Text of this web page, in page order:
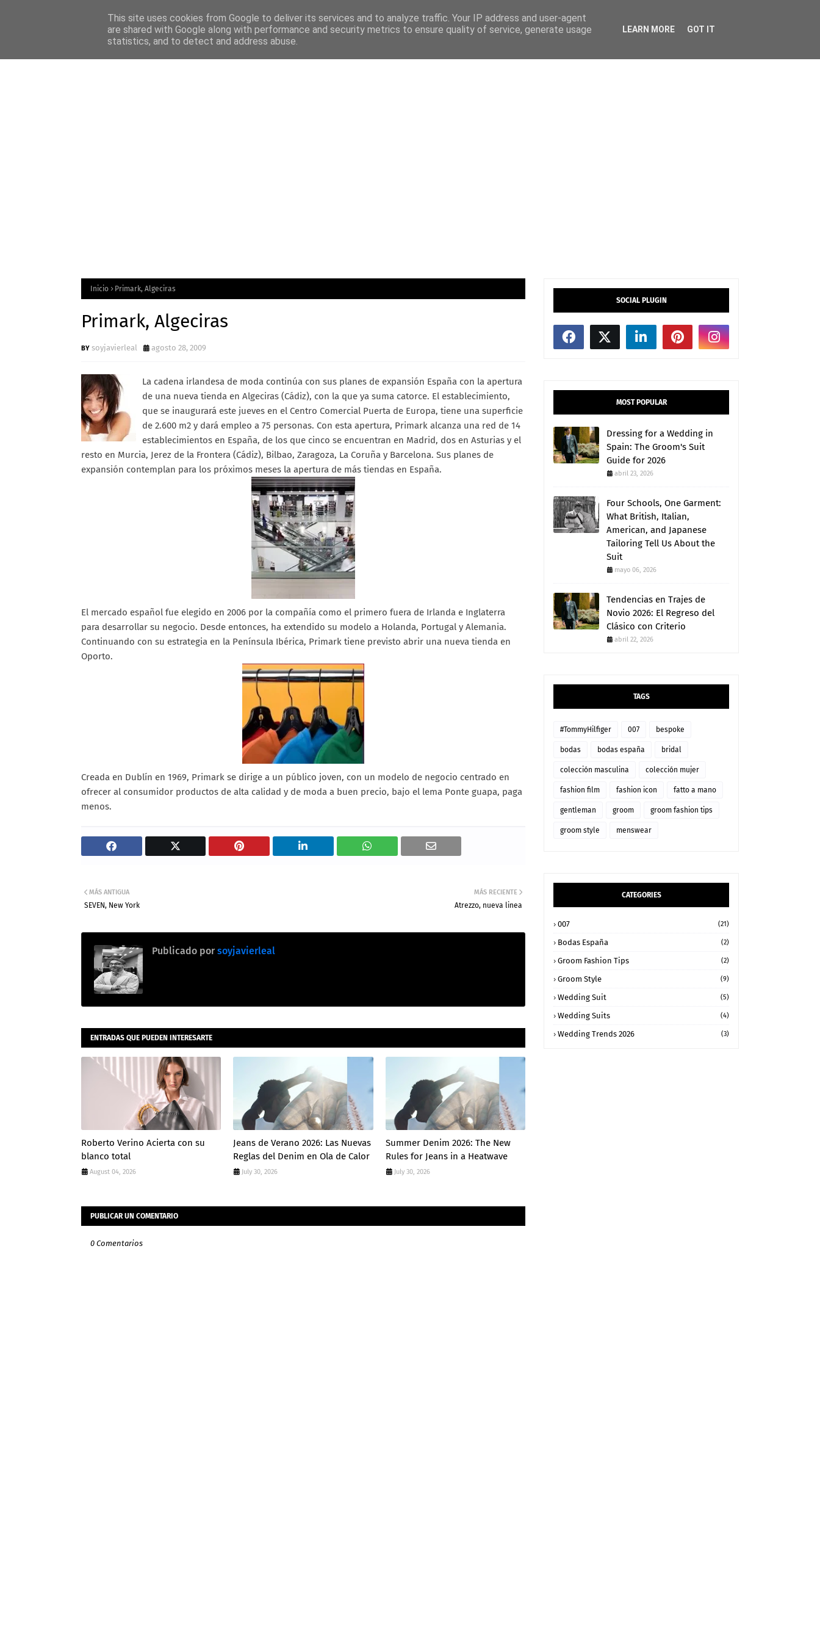
Home Features Menciones Mega Menu
Inicio Primark, Algeciras
Primark, Algeciras
soyjavierleal agosto 28, 2009
La cadena irlandesa de moda continúa con sus planes de expansión España con la apertura
de una nueva tienda en Algeciras (Cádiz), con la que ya suma catorce. El establecimiento,
que se inaugurará este jueves en el Centro Comercial Puerta de Europa, tiene una superficie
de 2.600 m2 y dará empleo a 75 personas. Con esta apertura, Primark alcanza una red de 14
establecimientos en España, de los que cinco se encuentran en Madrid, dos en Asturias y el
resto en Murcia, Jerez de la Frontera (Cádiz), Bilbao, Zaragoza, La Coruña y Barcelona. Sus planes de
expansión contemplan para los próximos meses la apertura de más tiendas en España.
El mercado español fue elegido en 2006 por la compañía como el primero fuera de Irlanda e Inglaterra
para desarrollar su negocio. Desde entonces, ha extendido su modelo a Holanda, Portugal y Alemania.
Continuando con su estrategia en la Península Ibérica, Primark tiene previsto abrir una nueva tienda en
Oporto.
Creada en Dublín en 1969, Primark se dirige a un público joven, con un modelo de negocio centrado en
ofrecer al consumidor productos de alta calidad y de moda a buen precio, bajo el lema Ponte guapa, paga
menos.
MÁS RECIENTE
Atrezzo, nueva linea
MÁS ANTIGUA
SEVEN, New York
Publicado por soyjavierleal
ENTRADAS QUE PUEDEN INTERESARTE
Roberto Verino Acierta con su
blanco total
August 04, 2026
Jeans de Verano 2026: Las Nuevas
Reglas del Denim en Ola de Calor
July 30, 2026
Summer Denim 2026: The New
Rules for Jeans in a Heatwave
July 30, 2026
PUBLICAR UN COMENTARIO
0 Comentarios
SOCIAL PLUGIN
MOST POPULAR
Dressing for a Wedding in
Spain: The Groom's Suit
Guide for 2026
abril 23, 2026
Four Schools, One Garment:
What British, Italian,
American, and Japanese
Tailoring Tell Us About the
Suit
mayo 06, 2026
Tendencias en Trajes de
Novio 2026: El Regreso del
Clásico con Criterio
abril 22, 2026
TAGS
#TommyHilfiger 007 bespoke
bodas bodas españa bridal
colección masculina colección mujer
fashion film fashion icon fatto a mano
gentleman groom groom fashion tips
groom style menswear
CATEGORIES
007 (21)
Bodas España (2)
Groom Fashion Tips (2)
Groom Style (9)
Wedding Suit (5)
Wedding Suits (4)
Wedding Trends 2026 (3)
This site uses cookies from Google to deliver its services and to analyze traffic. Your IP address and user-agent
are shared with Google along with performance and security metrics to ensure quality of service, generate usage
statistics, and to detect and address abuse.
LEARN MORE GOT IT